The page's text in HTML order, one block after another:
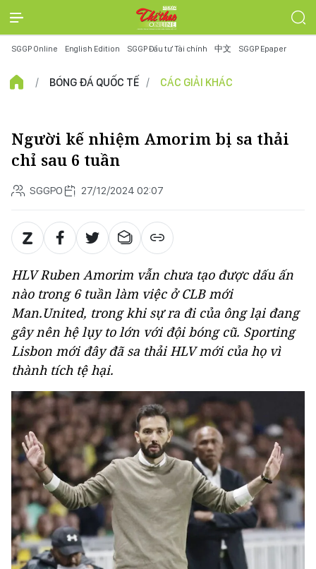
SGGP Online English Edition SGGP Đầu tư Tài chính 中文 SGGP Epaper
BÓNG ĐÁ QUỐC TẾ CÁC GIẢI KHÁC
Người kế nhiệm Amorim bị sa thải
chỉ sau 6 tuần
SGGPO 27/12/2024 02:07
HLV Ruben Amorim vẫn chưa tạo được dấu ấn
nào trong 6 tuần làm việc ở CLB mới
Man.United, trong khi sự ra đi của ông lại đang
gây nên hệ lụy to lớn với đội bóng cũ. Sporting
Lisbon mới đây đã sa thải HLV mới của họ vì
thành tích tệ hại.